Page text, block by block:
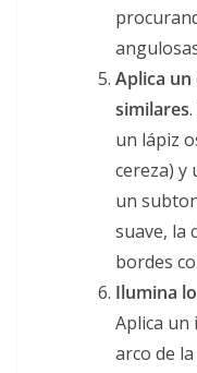
Aplica
similares
un lápiz
cereza) y
un
suave, la
bordes
Ilumina
Aplica un
arco de la